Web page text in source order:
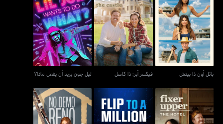
باتل أون ذا بيتش
باتل أون ذا بيتش
فيكسر أبر: ذا كاسل
فيكسر أبر: ذا كاسل
ليل جون يريد أن يفعل
ماذا؟
ليل جون يريد أن يفعل ماذا؟